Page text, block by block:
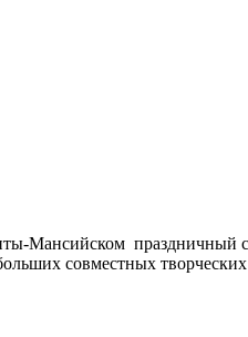
Мансийском
совместных